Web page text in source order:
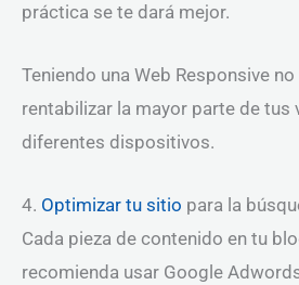
práctica se te dará mejor.
Teniendo una Web Responsive
rentabilizar la mayor parte de
diferentes dispositivos.
4. Optimizar tu sitio para la
Cada pieza de contenido en tu
recomienda usar Google